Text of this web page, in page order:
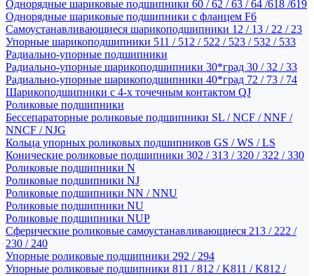
Однорядные шариковые подшипники 60 / 62 / 63 / 64 /618 /619
Однорядные шариковые подшипники с фланцем F6
Самоустанавливающиеся шарикоподшипники 12 / 13 / 22 / 23
Упорные шарикоподшипники 511 / 512 / 522 / 523 / 532 / 533
Радиально-упорные подшипники
Радиально-упорные шарикоподшипники 30*град 30 / 32 / 33
Радиально-упорные шарикоподшипники 40*град 72 / 73 / 74
Шарикоподшипники с 4-х точечным контактом QJ
Роликовые подшипники
Бессепараторные роликовые подшипники SL / NCF / NNF /
NNCF / NJG
Кольца упорных роликовых подшипников GS / WS / LS
Конические роликовые подшипники 302 / 313 / 320 / 322 / 330
Роликовые подшипники N
Роликовые подшипники NJ
Роликовые подшипники NN / NNU
Роликовые подшипники NU
Роликовые подшипники NUP
Сферические роликовые самоустанавливающиеся 213 / 222 /
230 / 240
Упорные роликовые подшипники 292 / 294
Упорные роликовые подшипники 811 / 812 / K811 / K812 /